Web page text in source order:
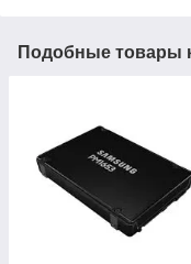
Подобные товары